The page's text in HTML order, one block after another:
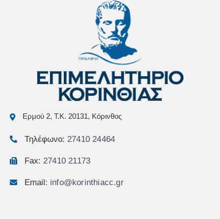
Ερμού 2, Τ.Κ. 20131, Κόρινθος
Τηλέφωνο: 27410 24464
Fax: 27410 21173
Email: info@korinthiacc.gr